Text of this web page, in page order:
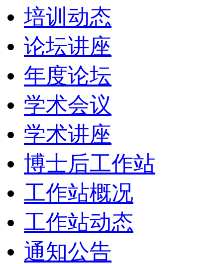
培训动态
论坛讲座
年度论坛
学术会议
学术讲座
博士后工作站
工作站概况
工作站动态
通知公告